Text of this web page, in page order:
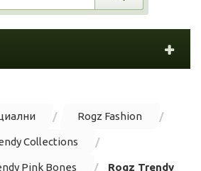
Rogz Fashion
Collections
Pink Bones Rogz Trendy